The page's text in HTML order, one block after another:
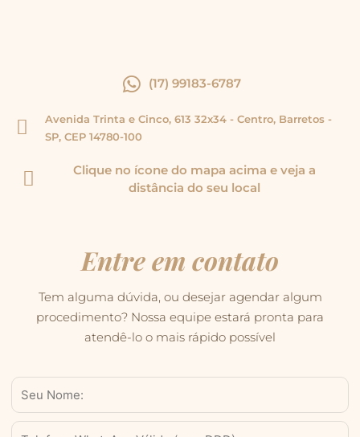
(17) 99183-6787
Avenida Trinta e Cinco, 613 32x34 - Centro, Barretos -
SP, CEP 14780-100
Clique no ícone do mapa acima e veja a
distância do seu local
Entre em contato
Tem alguma dúvida, ou desejar agendar algum
procedimento? Nossa equipe estará pronta para
atendê-lo o mais rápido possível
Nome
WhatsApp